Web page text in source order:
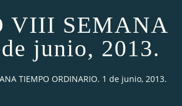
VIII SEMANA
junio, 2013.
TIEMPO ORDINARIO. 1 de junio, 2013.